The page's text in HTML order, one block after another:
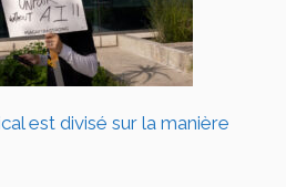
est divisé sur la manière